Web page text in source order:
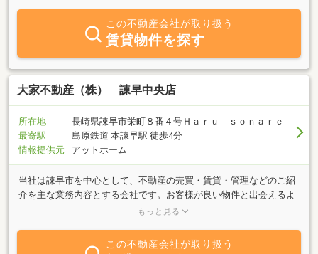
この不動産会社が取り扱う
賃貸物件を探す
大家不動産（株） 諫早中央店
所在地
長崎県諫早市栄町８番４号Ｈａｒｕ ｓｏｎａｒｅ
最寄駅
島原鉄道 本諫早駅 徒歩4分
情報提供元
アットホーム
当社は諫早市を中心として、不動産の売買・賃貸・管理などのご紹
介を主な業務内容とする会社です。お客様が良い物件と出会えるよ
うに、一生懸命努めてまいります。不動産に関することは、おおい
もっと見る
この不動産会社が取り扱う